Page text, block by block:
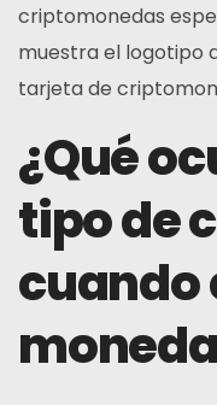
criptomonedas
muestra el logotipo
tarjeta de
¿Qué
tipo de
cuando